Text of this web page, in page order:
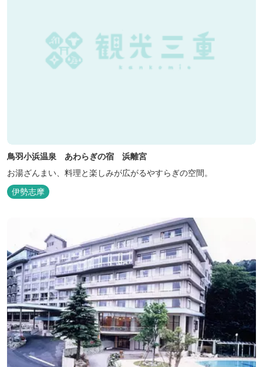
鳥羽小浜温泉 あわらぎの宿 浜離宮
お湯ざんまい、料理と楽しみが広がるやすらぎの空間。
伊勢志摩